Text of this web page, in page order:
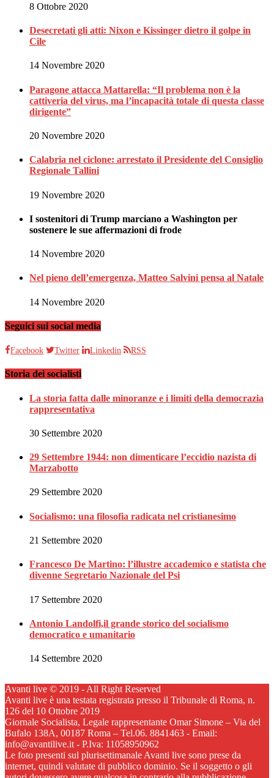
8 Ottobre 2020
Desecretati gli atti: Nixon e Kissinger dietro il golpe in
Cile
14 Novembre 2020
Paragone attacca Mattarella: “Il problema non è la
cattiveria del virus, ma l’incapacità totale di questa classe
dirigente”
20 Novembre 2020
Calabria nel ciclone: arrestato il Presidente del Consiglio
Regionale Tallini
19 Novembre 2020
I sostenitori di Trump marciano a Washington per
sostenere le sue affermazioni di frode
14 Novembre 2020
Nel pieno dell’emergenza, Matteo Salvini pensa al Natale
14 Novembre 2020
Seguici sui social media
Facebook Twitter Linkedin RSS
Storia dei socialisti
La storia fatta dalle minoranze e i limiti della democrazia
rappresentativa
30 Settembre 2020
29 Settembre 1944: non dimenticare l’eccidio nazista di
Marzabotto
29 Settembre 2020
Socialismo: una filosofia radicata nel cristianesimo
21 Settembre 2020
Francesco De Martino: l’illustre accademico e statista che
divenne Segretario Nazionale del Psi
17 Settembre 2020
Antonio Landolfi,il grande storico del socialismo
democratico e umanitario
14 Settembre 2020
Avanti live © 2019 - All Right Reserved
Avanti live è una testata registrata presso il Tribunale di Roma, n.
126 del 10 Ottobre 2019
Giornale Socialista, Legale rappresentante Omar Simone – Via del
Bufalo 138A, 00187 Roma – Tel.06. 8841463 - Email:
info@avantilive.it - P.Iva: 11058950962
Le foto presenti sul plurisettimanale Avanti live sono prese da
internet, quindi valutate di pubblico dominio. Se il soggetto o gli